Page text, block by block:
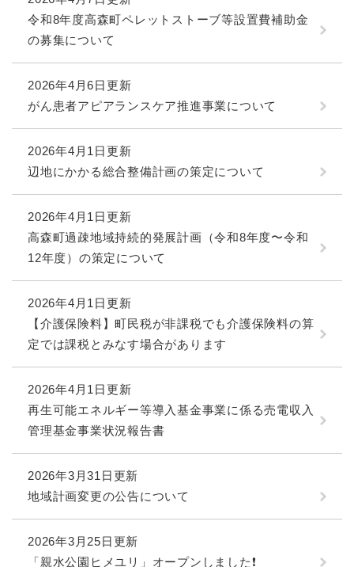
令和8年度高森町ペレットストーブ等設置費補助金
の募集について
2026年4月6日更新
がん患者アピアランスケア推進事業について
2026年4月1日更新
辺地にかかる総合整備計画の策定について
2026年4月1日更新
高森町過疎地域持続的発展計画（令和8年度〜令和
12年度）の策定について
2026年4月1日更新
【介護保険料】町民税が非課税でも介護保険料の算
定では課税とみなす場合があります
2026年4月1日更新
再生可能エネルギー等導入基金事業に係る売電収入
管理基金事業状況報告書
2026年3月31日更新
地域計画変更の公告について
2026年3月25日更新
「親水公園ヒメユリ」オープンしました❗